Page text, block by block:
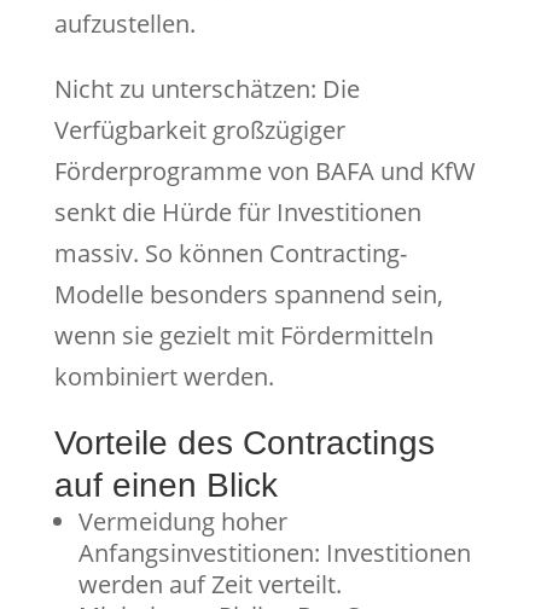
aufzustellen.
Nicht zu unterschätzen: Die
Verfügbarkeit großzügiger
Förderprogramme von BAFA und KfW
senkt die Hürde für Investitionen
massiv. So können Contracting-
Modelle besonders spannend sein,
wenn sie gezielt mit Fördermitteln
kombiniert werden.
Vorteile des Contractings
auf einen Blick
Vermeidung hoher
Anfangsinvestitionen: Investitionen
werden auf Zeit verteilt.